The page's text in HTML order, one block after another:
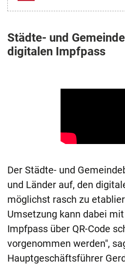
Städte- und
digitalen Impfpass
Der Städte- und
und Länder auf, den
möglichst rasch zu
Umsetzung kann dabei
Impfpass über QR-Code
vorgenommen werden",
Hauptgeschäftsführer